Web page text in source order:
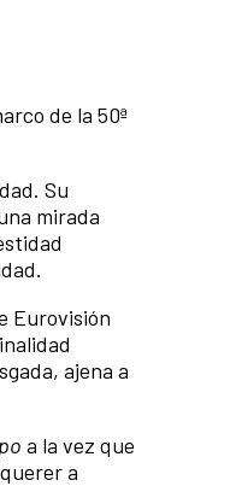
de la 50ª
Su
mirada
Eurovisión
ajena a
a la vez que
a